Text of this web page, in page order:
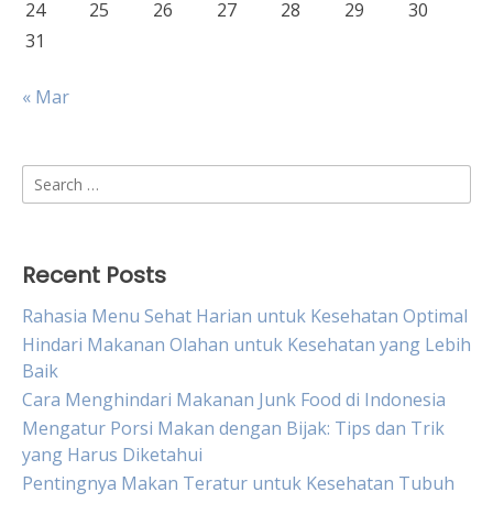
24
25 26 27 28 29
30
31
« Mar
Search
for:
Recent Posts
Rahasia Menu Sehat Harian untuk Kesehatan Optimal
Hindari Makanan Olahan untuk Kesehatan yang Lebih
Baik
Cara Menghindari Makanan Junk Food di Indonesia
Mengatur Porsi Makan dengan Bijak: Tips dan Trik
yang Harus Diketahui
Pentingnya Makan Teratur untuk Kesehatan Tubuh